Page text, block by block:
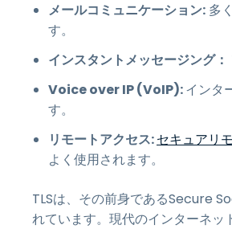
メールコミュニケーション: 多
す。
インスタントメッセージング：
Voice over IP (VoIP):インタ
す。
リモートアクセス:セキュアリ
よく使用されます。
TLSは、その前身であるSecure
れています。現代のインターネッ